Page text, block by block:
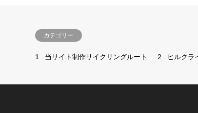
カテゴリー
1 : 当サイト制作サイクリングルート 2 : ヒルクラ